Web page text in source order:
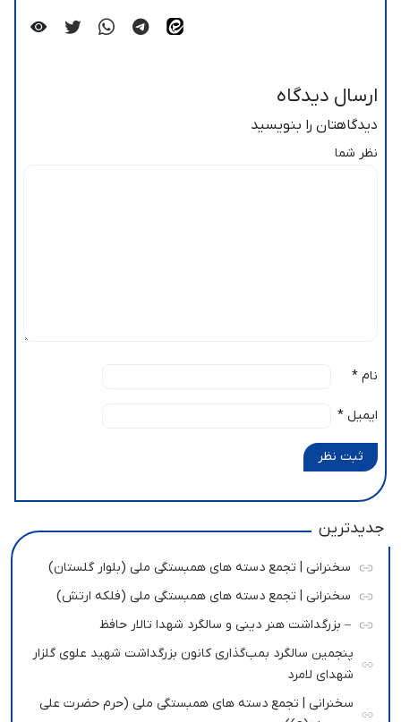
ارسال دیدگاه
دیدگاهتان را بنویسید
نظر شما
نام *
ایمیل *
ثبت نظر
جدیدترین
سخنرانی | تجمع دسته های همبستگی ملی (بلوار گلستان)
سخنرانی | تجمع دسته های همبستگی ملی (فلکه ارتش)
– بزرگداشت هنر دینی و سالگرد شهدا تالار حافظ
پنجمین سالگرد بمب‌گذاری کانون بزرگداشت شهید علوی گلزار
شهدای لامرد
سخنرانی | تجمع دسته های همبستگی ملی (حرم حضرت علی